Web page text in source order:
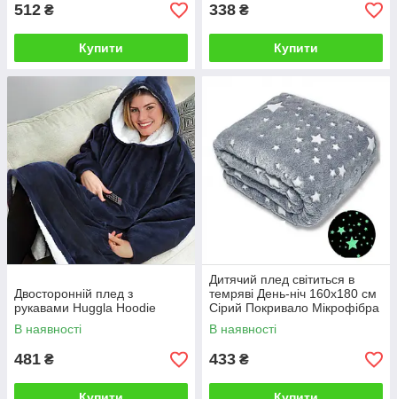
512 ₴
Купити
338 ₴
Купити
Двосторонній плед з
рукавами Huggla Hoodie
В наявності
481 ₴
Дитячий плед світиться в
темряві День-ніч 160х180 см
Сірий Покривало Мікрофібра
Ковдру
В наявності
433 ₴